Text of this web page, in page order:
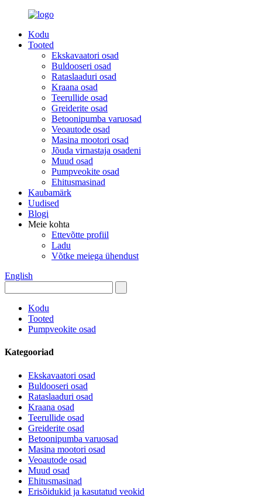
Kodu
Tooted
Ekskavaatori osad
Buldooseri osad
Rataslaaduri osad
Kraana osad
Teerullide osad
Greiderite osad
Betoonipumba varuosad
Veoautode osad
Masina mootori osad
Jõuda virnastaja osadeni
Muud osad
Pumpveokite osad
Ehitusmasinad
Kaubamärk
Uudised
Blogi
Meie kohta
Ettevõtte profiil
Ladu
Võtke meiega ühendust
English
Kodu
Tooted
Pumpveokite osad
Kategooriad
Ekskavaatori osad
Buldooseri osad
Rataslaaduri osad
Kraana osad
Teerullide osad
Greiderite osad
Betoonipumba varuosad
Masina mootori osad
Veoautode osad
Muud osad
Ehitusmasinad
Erisõidukid ja kasutatud veokid